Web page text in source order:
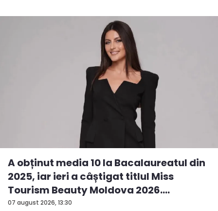
07 august 2026, 13:30
A obținut media 10 la Bacalaureatul din
2025, iar ieri a câștigat titlul Miss
Tourism Beauty Moldova 2026.
Andreea...